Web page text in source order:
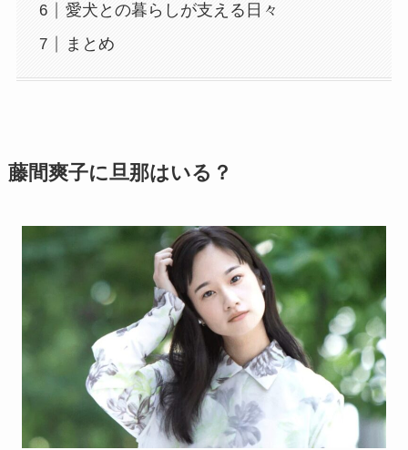
愛犬との暮らしが支える日々
まとめ
藤間爽子に旦那はいる？